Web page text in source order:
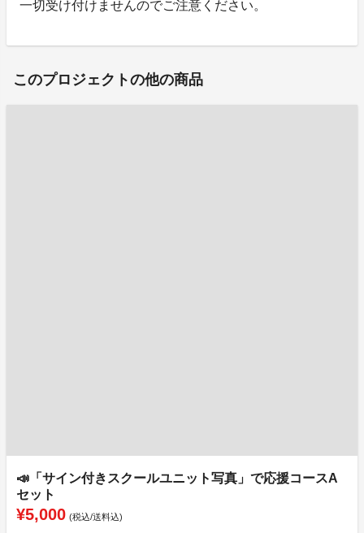
一切受け付けませんのでご注意ください。
このプロジェクトの他の商品
📣「サイン付きスクールユニット写真」で応援コースA
セット
¥5,000 (税込/送料込)